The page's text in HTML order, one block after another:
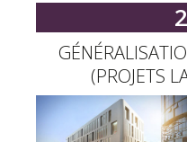
(PROJETS